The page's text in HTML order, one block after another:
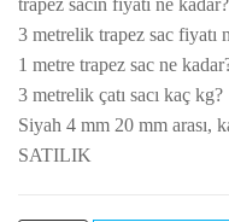
trapez sacın fiyatı ne kadar?
3 metrelik trapez sac fiyatı
1 metre trapez sac ne
3 metrelik çatı sacı kaç kg?
Siyah 4 mm 20 mm
SATILIK